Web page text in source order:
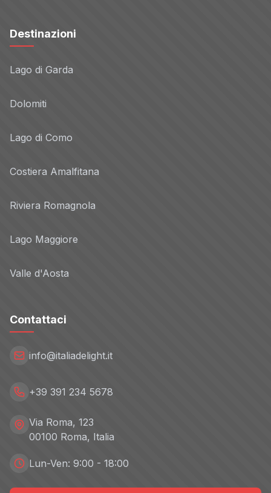
Destinazioni
Lago di Garda
Dolomiti
Lago di Como
Costiera Amalfitana
Riviera Romagnola
Lago Maggiore
Valle d'Aosta
Contattaci
info@italiadelight.it
+39 391 234 5678
Via Roma, 123
00100 Roma, Italia
Lun-Ven: 9:00 - 18:00